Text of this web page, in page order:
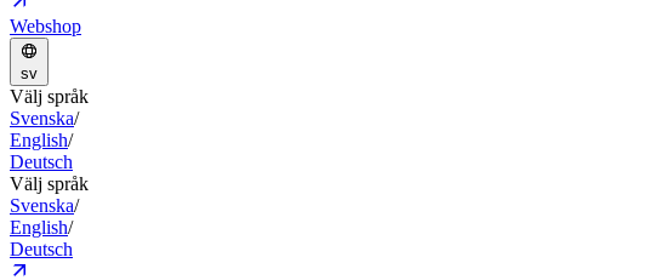
Webshop
sv
Välj språk
Svenska/
English/
Deutsch
Välj språk
Svenska/
English/
Deutsch